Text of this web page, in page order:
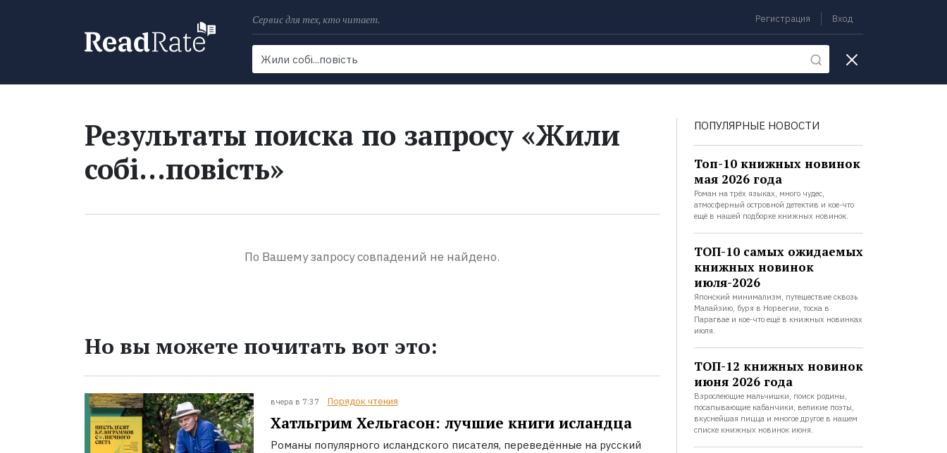
Сервис для тех, кто читает. Регистрация Вход
Поиск
Новости Рейтинги
Результаты поиска по запросу «Жили
собі...повість»
По Вашему запросу совпадений не найдено.
Но вы можете почитать вот это:
вчера в 7:37 Порядок чтения
Хатльгрим Хельгасон: лучшие книги исландца
Романы популярного исландского писателя, переведённые на русский
ПОПУЛЯРНЫЕ НОВОСТИ
Топ-10 книжных новинок
мая 2026 года
Роман на трёх языках, много чудес,
атмосферный островной детектив и кое-что
ещё в нашей подборке книжных новинок.
ТОП-10 самых ожидаемых
книжных новинок
июля-2026
Японский минимализм, путешествие сквозь
Малайзию, буря в Норвегии, тоска в
Парагвае и кое-что ещё в книжных новинках
июля.
ТОП-12 книжных новинок
июня 2026 года
Взрослеющие мальчишки, поиск родины,
посапывающие кабанчики, великие поэты,
вкуснейшая пицца и многое другое в нашем
списке книжных новинок июня.